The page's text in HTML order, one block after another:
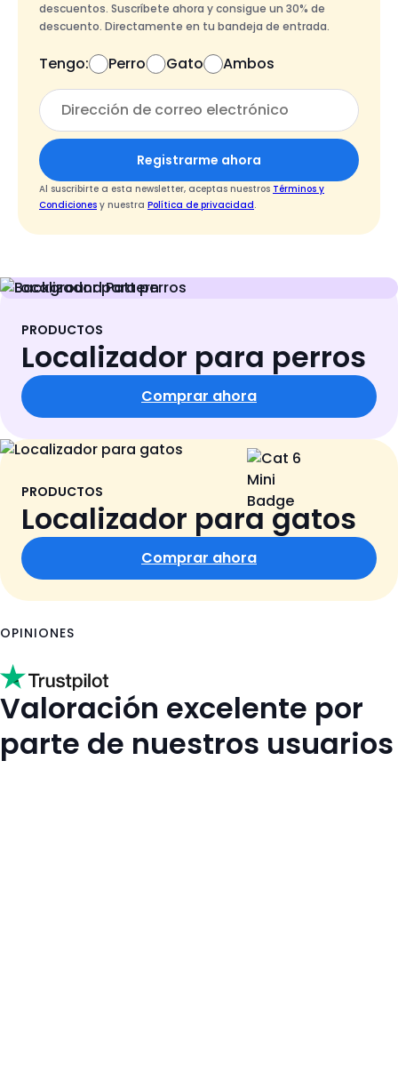
descuentos. Suscríbete ahora y consigue un 30% de
descuento. Directamente en tu bandeja de entrada.
Tengo: Perro Gato Ambos
Registrarme ahora
Al suscribirte a esta newsletter, aceptas nuestros Términos y
Condiciones y nuestra Política de privacidad.
PRODUCTOS
Localizador para perros
Comprar ahora
PRODUCTOS
Localizador para gatos
Comprar ahora
OPINIONES
Valoración excelente por
parte de nuestros usuarios